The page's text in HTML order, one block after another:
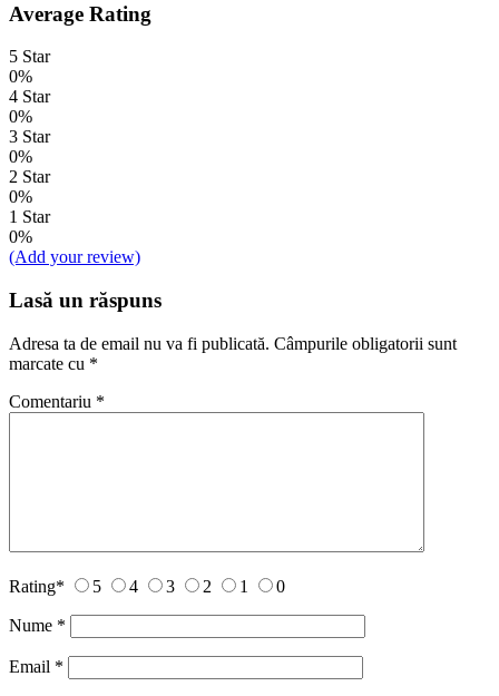
Average Rating
5 Star
0%
4 Star
0%
3 Star
0%
2 Star
0%
1 Star
0%
(Add your review)
Lasă un răspuns
Adresa ta de email nu va fi publicată. Câmpurile obligatorii sunt
marcate cu *
Comentariu *
Rating* 5 4 3 2 1 0
Nume *
Email *